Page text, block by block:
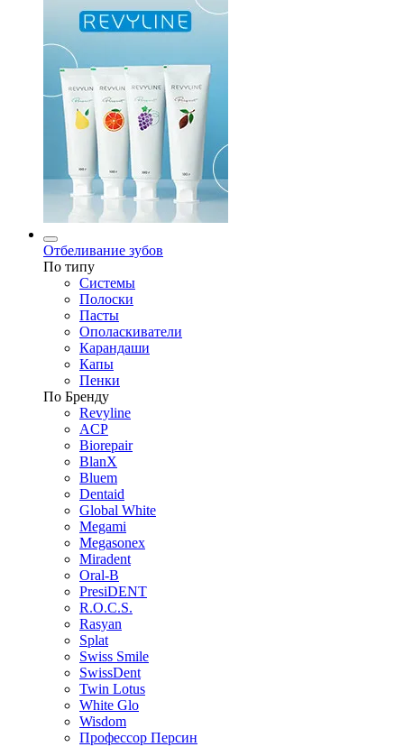
Отбеливание зубов
По типу
Системы
Полоски
Пасты
Ополаскиватели
Карандаши
Капы
Пенки
По Бренду
Revyline
ACP
Biorepair
BlanX
Bluem
Dentaid
Global White
Megami
Megasonex
Miradent
Oral-B
PresiDENT
R.O.C.S.
Rasyan
Splat
Swiss Smile
SwissDent
Twin Lotus
White Glo
Wisdom
Профессор Персин